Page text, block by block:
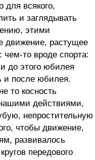
для всякого,
и заглядывать
этими
движение, растущее
чем-то вроде спорта:
до этого юбилея
и после юбилея.
то косность
действиями,
непростительную
чтобы движение,
развивалось
передового